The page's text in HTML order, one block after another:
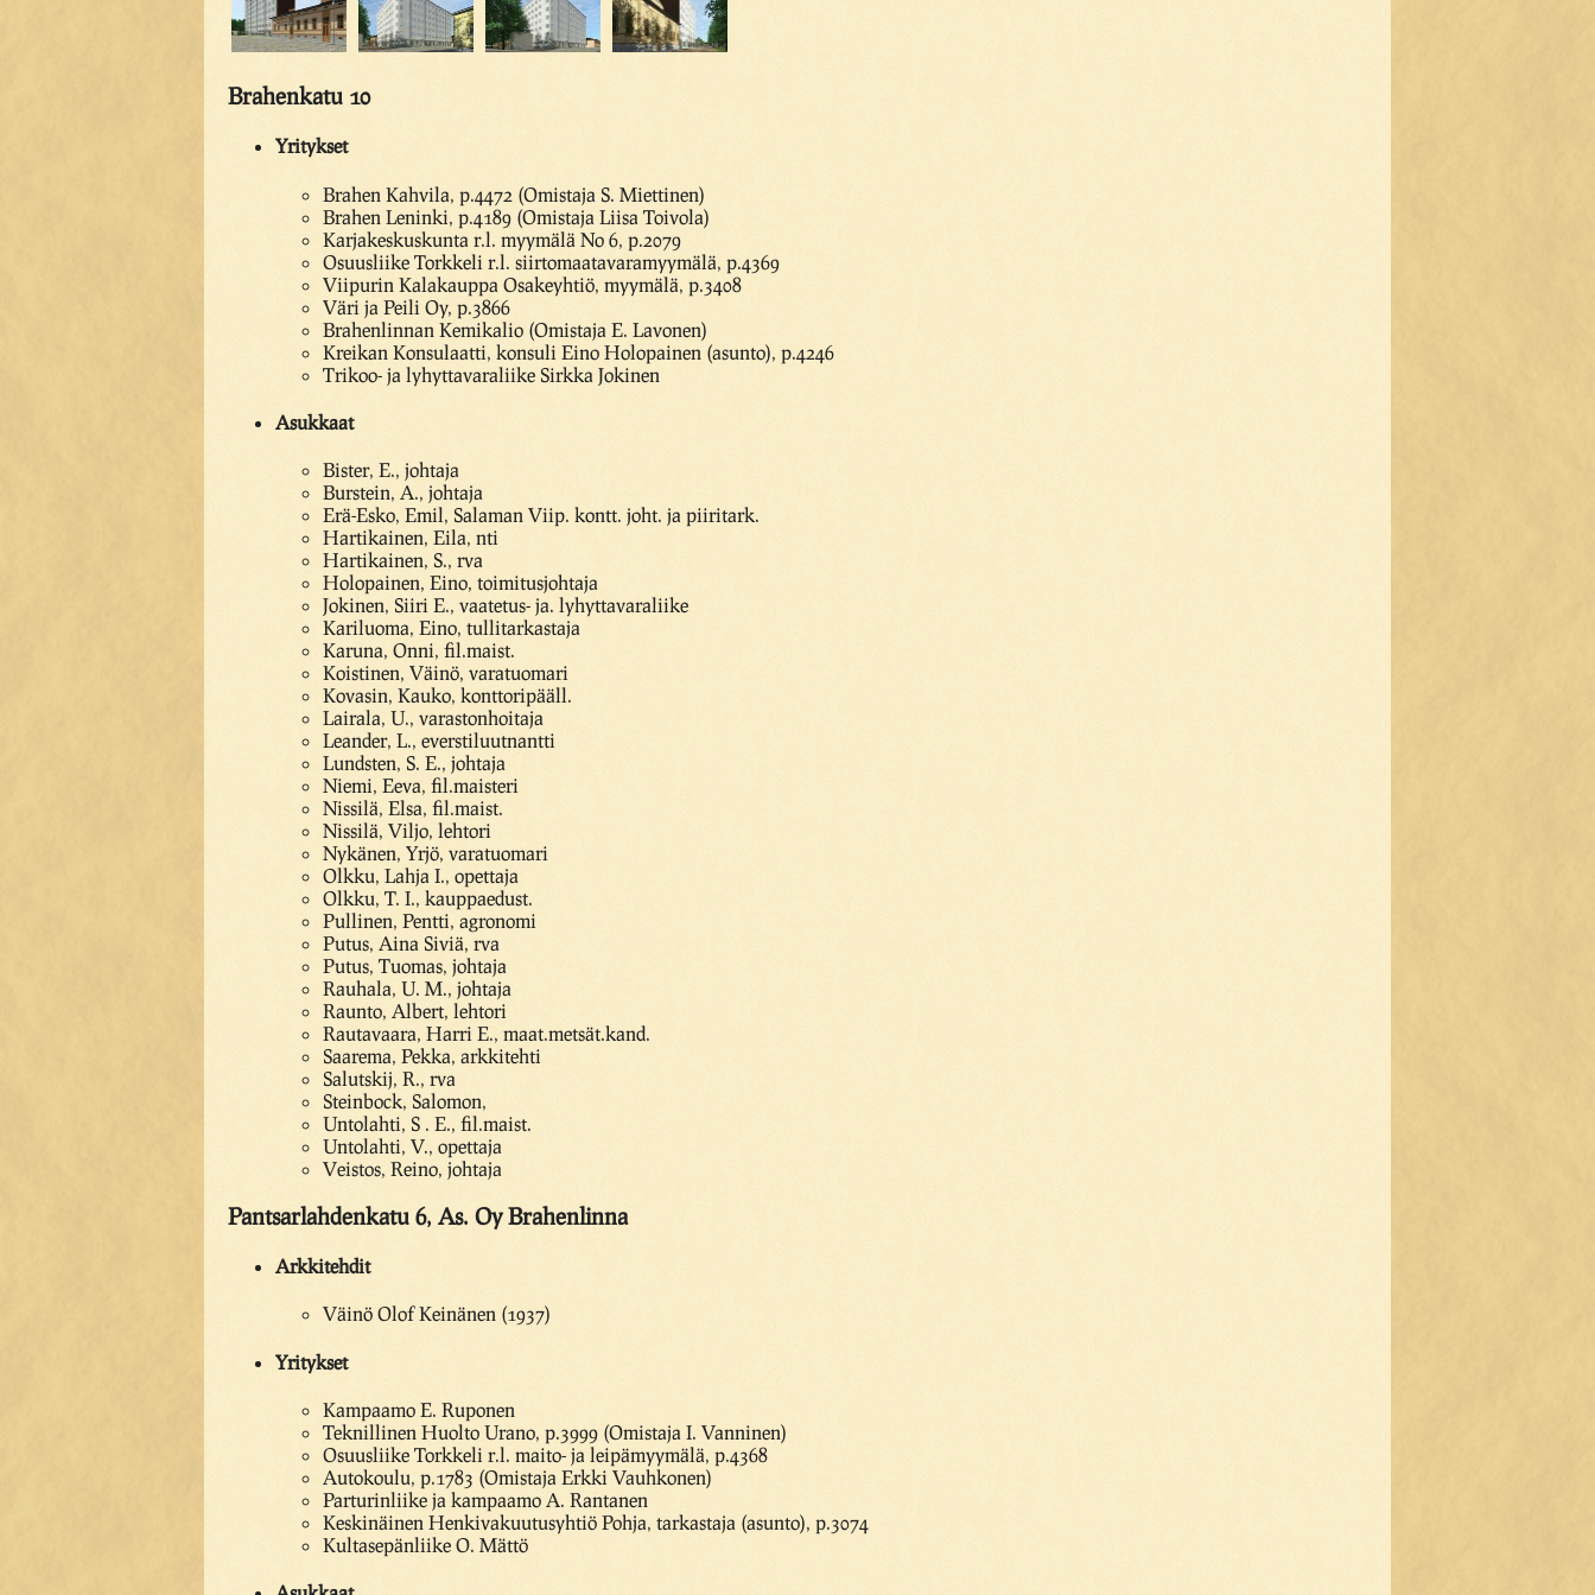
Brahenkatu 10
Yritykset
Brahen Kahvila, p.4472 (Omistaja S. Miettinen)
Brahen Leninki, p.4189 (Omistaja Liisa Toivola)
Karjakeskuskunta r.l. myymälä No 6, p.2079
Osuusliike Torkkeli r.l. siirtomaatavaramyymälä, p.4369
Viipurin Kalakauppa Osakeyhtiö, myymälä, p.3408
Väri ja Peili Oy, p.3866
Brahenlinnan Kemikalio (Omistaja E. Lavonen)
Kreikan Konsulaatti, konsuli Eino Holopainen (asunto), p.4246
Trikoo- ja lyhyttavaraliike Sirkka Jokinen
Asukkaat
Bister, E., johtaja
Burstein, A., johtaja
Erä-Esko, Emil, Salaman Viip. kontt. joht. ja piiritark.
Hartikainen, Eila, nti
Hartikainen, S., rva
Holopainen, Eino, toimitusjohtaja
Jokinen, Siiri E., vaatetus- ja. lyhyttavaraliike
Kariluoma, Eino, tullitarkastaja
Karuna, Onni, fil.maist.
Koistinen, Väinö, varatuomari
Kovasin, Kauko, konttoripääll.
Lairala, U., varastonhoitaja
Leander, L., everstiluutnantti
Lundsten, S. E., johtaja
Niemi, Eeva, fil.maisteri
Nissilä, Elsa, fil.maist.
Nissilä, Viljo, lehtori
Nykänen, Yrjö, varatuomari
Olkku, Lahja I., opettaja
Olkku, T. I., kauppaedust.
Pullinen, Pentti, agronomi
Putus, Aina Siviä, rva
Putus, Tuomas, johtaja
Rauhala, U. M., johtaja
Raunto, Albert, lehtori
Rautavaara, Harri E., maat.metsät.kand.
Saarema, Pekka, arkkitehti
Salutskij, R., rva
Steinbock, Salomon,
Untolahti, S . E., fil.maist.
Untolahti, V., opettaja
Veistos, Reino, johtaja
Pantsarlahdenkatu 6, As. Oy Brahenlinna
Arkkitehdit
Väinö Olof Keinänen (1937)
Yritykset
Kampaamo E. Ruponen
Teknillinen Huolto Urano, p.3999 (Omistaja I. Vanninen)
Osuusliike Torkkeli r.l. maito- ja leipämyymälä, p.4368
Autokoulu, p.1783 (Omistaja Erkki Vauhkonen)
Parturinliike ja kampaamo A. Rantanen
Keskinäinen Henkivakuutusyhtiö Pohja, tarkastaja (asunto), p.3074
Kultasepänliike O. Mättö